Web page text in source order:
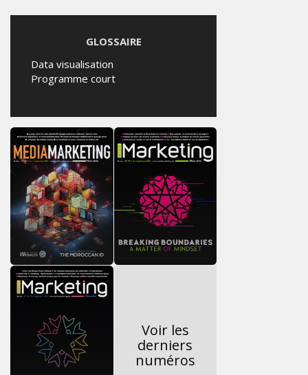
GLOSSAIRE
Data visualisation
Programme court
Voir les
derniers
numéros